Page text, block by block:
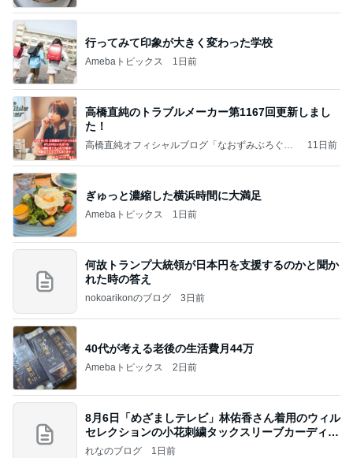
行ってみて印象が大きく変わった学校
Amebaトピックス 1日前
高橋直純のトラブルメーカー第1167回更新しまし
た！
高橋直純オフィシャルブログ「なおずみぶろぐ」
11日前
ぎゅっと濃縮した横浜時間に大満足
Amebaトピックス 1日前
何故トランプ大統領が日本円を支援するのかと聞か
れた時の答え
nokoarikonのブログ 3日前
40代が考える老後の生活費月44万
Amebaトピックス 2日前
8月6日「めざましテレビ」林佑香さん着用のウィル
セレクションの小花刺繍タックスリーブカーディガ
ン
れなのブログ 1日前